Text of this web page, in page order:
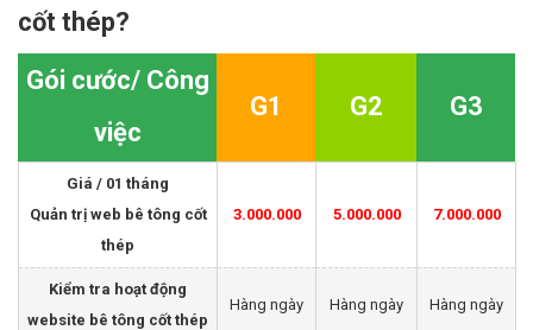
cốt thép?
Gói cước/ Công
việc
G1 G2 G3
Giá / 01 tháng
Quản trị web bê tông cốt
thép
3.000.000 5.000.000 7.000.000
Kiểm tra hoạt động
website bê tông cốt thép
Hàng ngày Hàng ngày Hàng ngày